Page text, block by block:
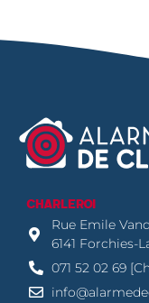
CHARLEROI
Rue Emile
6141 Forchies-
071 52 02 69